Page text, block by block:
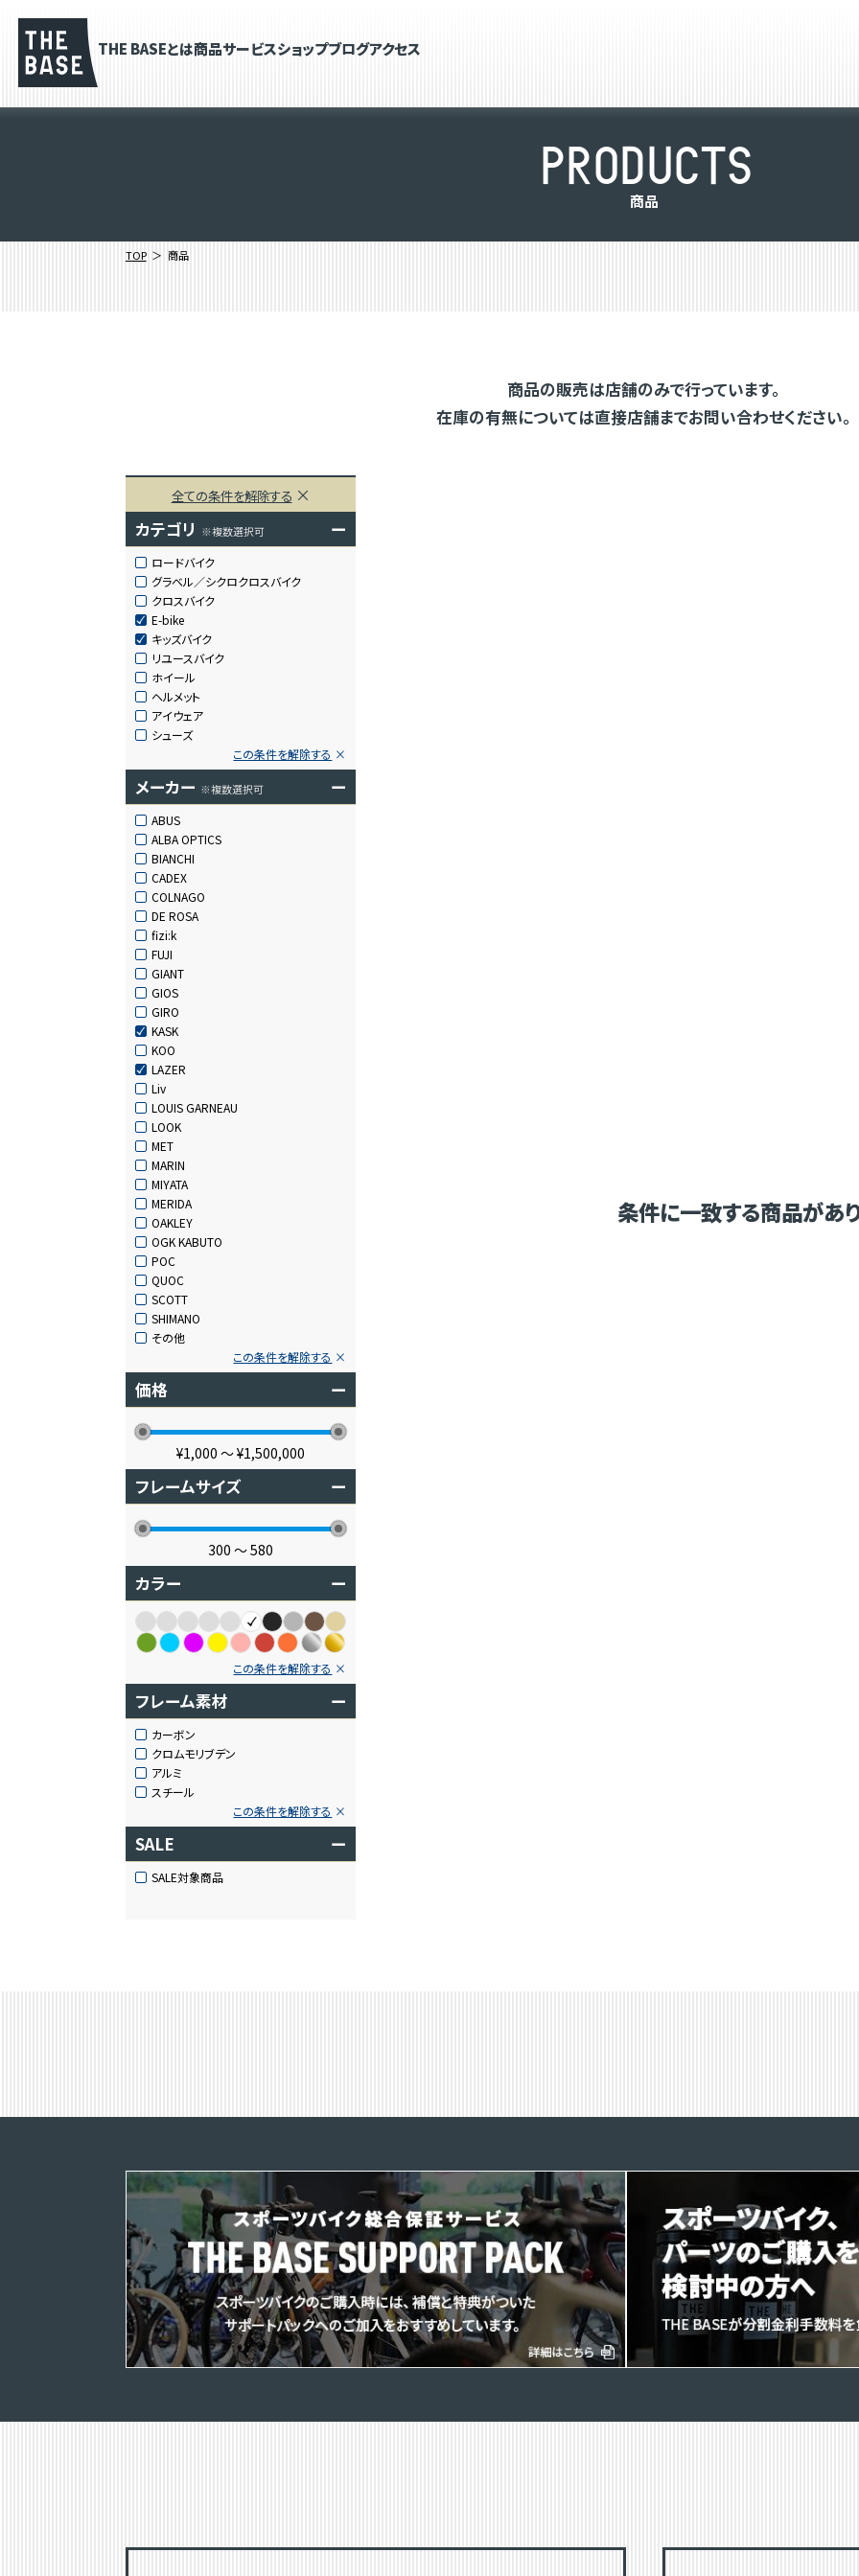
THE BASEとは商品サービスショップブログアクセス
PRODUCTS
商品
TOP 商品
商品の販売は店舗のみで行っています。
在庫の有無については直接店舗までお問い合わせください。
全ての条件を解除する
カテゴリ ※複数選択可 ー
ロードバイク
グラベル／シクロクロスバイク
クロスバイク
E-bike
キッズバイク
リユースバイク
ホイール
ヘルメット
アイウェア
シューズ
この条件を解除する
メーカー ※複数選択可 ー
ABUS
ALBA OPTICS
BIANCHI
CADEX
COLNAGO
DE ROSA
fizi:k
FUJI
GIANT
GIOS
GIRO
KASK
KOO
LAZER
Liv
LOUIS GARNEAU
LOOK
MET
MARIN
MIYATA
MERIDA
OAKLEY
OGK KABUTO
POC
QUOC
SCOTT
SHIMANO
その他
この条件を解除する
価格 ー
¥1,000 〜¥1,500,000
フレームサイズ ー
300 〜580
カラー ー
この条件を解除する
フレーム素材 ー
カーボン
クロムモリブデン
アルミ
スチール
この条件を解除する
SALE ー
SALE対象商品
条件に一致する商品があ